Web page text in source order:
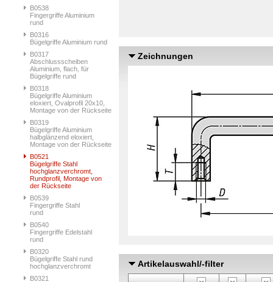
B0538
Fingergriffe Aluminium
rund
B0316
Bügelgriffe Aluminium rund
B0317
Abschlussscheiben
Aluminium, flach, für
Bügelgriffe rund
B0318
Bügelgriffe Aluminium
eloxiert, Ovalprofil 20x10,
Montage von der Rückseite
B0319
Bügelgriffe Aluminium
halbglänzend eloxiert,
Montage von der Rückseite
B0521
Bügelgriffe Stahl
hochglanzverchromt,
Rundprofil, Montage von
der Rückseite
B0539
Fingergriffe Stahl
rund
B0540
Fingergriffe Edelstahl
rund
B0320
Bügelgriffe Stahl rund
hochglanzverchromt
B0321
Zeichnungen
Artikelauswahl/-filter